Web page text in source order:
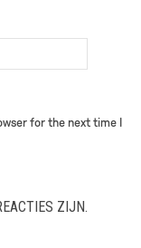
for the next time I
ZIJN.